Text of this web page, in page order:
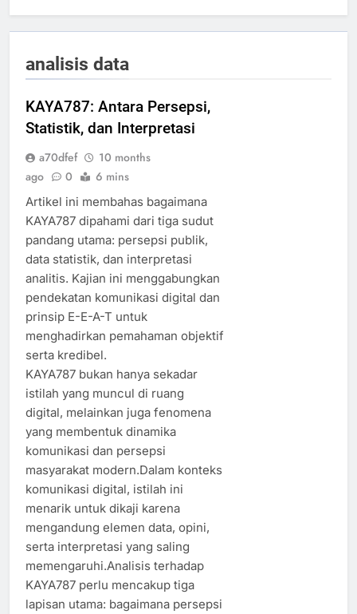
analisis data
KAYA787: Antara Persepsi,
Statistik, dan Interpretasi
a70dfef
10 months
ago
0 6 mins
Artikel ini membahas bagaimana
KAYA787 dipahami dari tiga sudut
pandang utama: persepsi publik,
data statistik, dan interpretasi
analitis. Kajian ini menggabungkan
pendekatan komunikasi digital dan
prinsip E-E-A-T untuk
menghadirkan pemahaman objektif
serta kredibel.
KAYA787 bukan hanya sekadar
istilah yang muncul di ruang
digital, melainkan juga fenomena
yang membentuk dinamika
komunikasi dan persepsi
masyarakat modern.Dalam konteks
komunikasi digital, istilah ini
menarik untuk dikaji karena
mengandung elemen data, opini,
serta interpretasi yang saling
memengaruhi.Analisis terhadap
KAYA787 perlu mencakup tiga
lapisan utama: bagaimana persepsi